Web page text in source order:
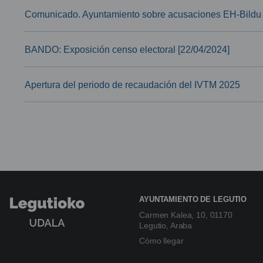
Comunicado. Ayuntamiento sobre acusaciones EH-Bildu
BANDO: Exposición censo electoral [22/04/2024]
Apertura del periodo de recaudación del IVTM 2025
AYUNTAMIENTO DE LEGUTIO
Carmen Kalea, 10, 01170
Legutio, Araba
Cómo llegar